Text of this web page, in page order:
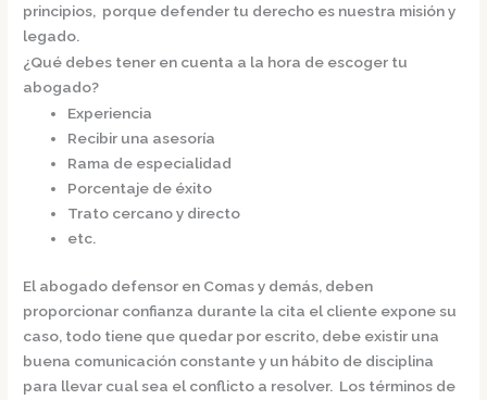
principios, porque defender tu derecho es nuestra misión y
legado.
¿Qué debes tener en cuenta a la hora de escoger tu
abogado?
Experiencia
Recibir una asesoría
Rama de especialidad
Porcentaje de éxito
Trato cercano y directo
etc.
El abogado defensor en Comasy demás, deben
proporcionar confianza durante la cita el cliente expone su
caso, todo tiene que quedar por escrito, debe existir una
buena comunicación constante y un hábito de disciplina
para llevar cual sea el conflicto a resolver. Los términos de